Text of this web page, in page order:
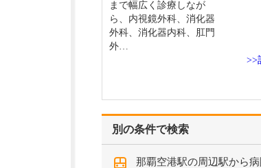
別の条件で検索
那覇空港駅の周辺駅から
まで幅広く診療しなが
ら、内視鏡外科、消化器
外科、消化器内科、肛門
外…
>>